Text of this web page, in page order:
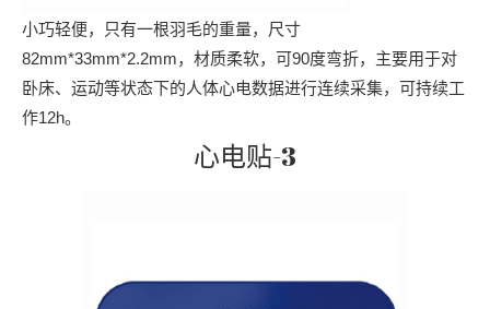
小巧轻便，只有一根羽毛的重量，尺寸
82mm*33mm*2.2mm，材质柔软，可90度弯折，主要用于对
卧床、运动等状态下的人体心电数据进行连续采集，可持续工
作12h。
心电贴-3